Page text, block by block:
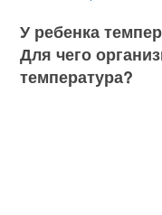
У ребенка
Для чего
температура?